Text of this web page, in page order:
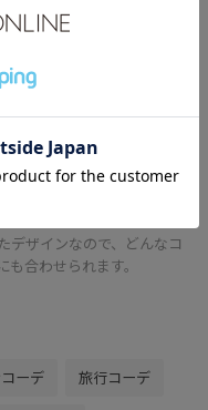
ーネックレス
デザインなので、どんなコ
も合わせられます。
ーデ 旅行コーデ